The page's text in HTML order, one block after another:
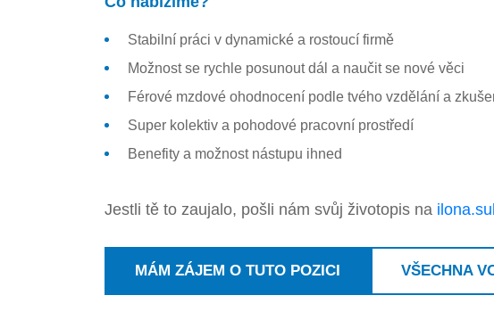
Stabilní práci v dynamické a rostoucí firmě
Možnost se rychle posunout dál a naučit se nové věci
Férové mzdové ohodnocení podle tvého vzdělání a
Super kolektiv a pohodové pracovní prostředí
Benefity a možnost nástupu ihned
Jestli tě to zaujalo, pošli nám svůj životopis na
MÁM ZÁJEM O TUTO POZICI VŠECHNA